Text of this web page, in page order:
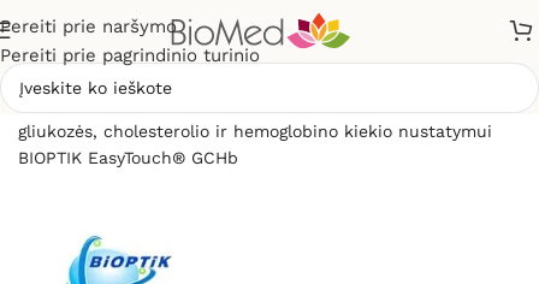
Pereiti prie naršymo
Pereiti prie pagrindinio turinio
gliukozės, cholesterolio ir hemoglobino kiekio nustatymui
BIOPTIK EasyTouch® GCHb